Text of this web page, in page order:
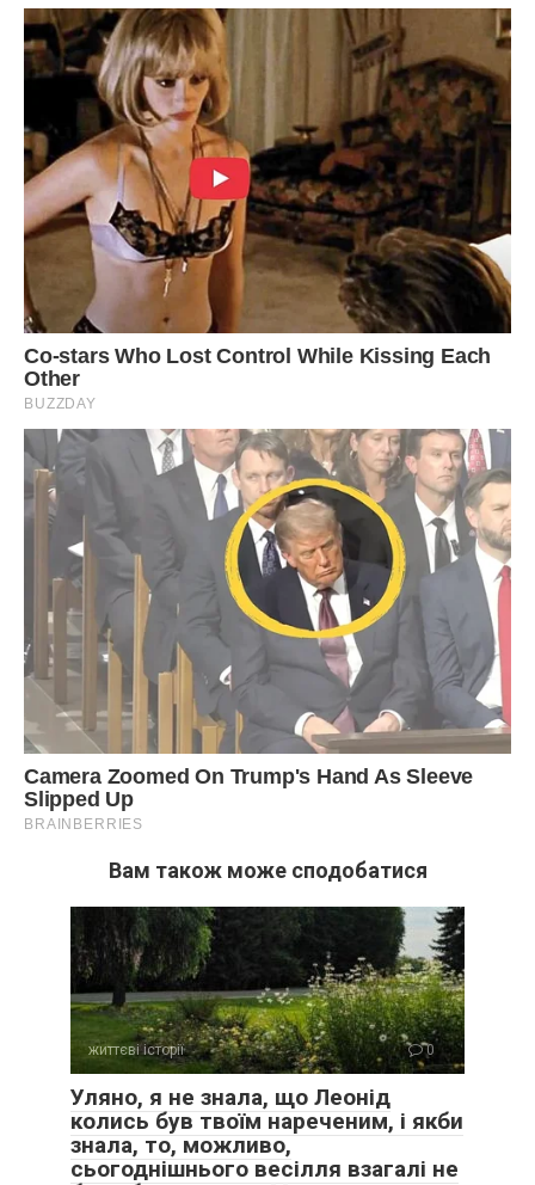
Вам також може сподобатися
життєві історії 0
Уляно, я не знала, що Леонід
колись був твоїм нареченим, і якби
знала, то, можливо,
сьогоднішнього весілля взагалі не